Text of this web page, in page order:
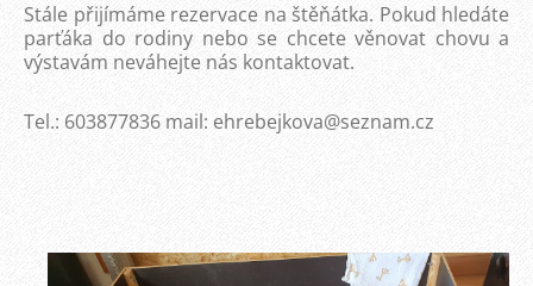
Stále přijímáme rezervace na štěňátka. Pokud hledáte
parťáka do rodiny nebo se chcete věnovat chovu a
výstavám neváhejte nás kontaktovat.
Tel.: 603877836 mail: ehrebejkova@seznam.cz